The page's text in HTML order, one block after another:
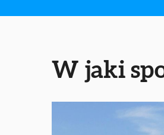
W jaki